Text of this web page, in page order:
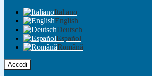
Italiano
English
Deutsch
Español
Română
Accedi